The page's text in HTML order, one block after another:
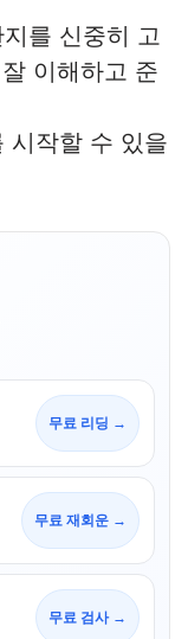
를 신중히 고
이해하고 준
시작할 수 있을
무료 리딩 →
무료 재회운 →
무료 검사 →